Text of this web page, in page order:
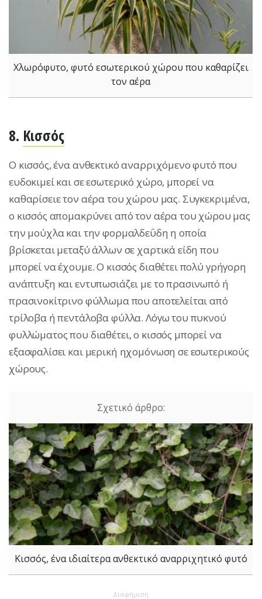
Χλωρόφυτο, φυτό εσωτερικού χώρου που καθαρίζει
τον αέρα
8. Κισσός
Ο κισσός, ένα ανθεκτικό αναρριχόμενο φυτό που
ευδοκιμεί και σε εσωτερικό χώρο, μπορεί να
καθαρίσειε τον αέρα του χώρου μας. Συγκεκριμένα,
ο κισσός απομακρύνει από τον αέρα του χώρου μας
την μούχλα και την φορμαλδεΰδη η οποία
βρίσκεται μεταξύ άλλων σε χαρτικά είδη που
μπορεί να έχουμε. Ο κισσός διαθέτει πολύ γρήγορη
ανάπτυξη και εντυπωσιάζει με το πρασινωπό ή
πρασινοκίτρινο φύλλωμα που αποτελείται από
τρίλοβα ή πεντάλοβα φύλλα. Λόγω του πυκνού
φυλλώματος που διαθέτει, ο κισσός μπορεί να
εξασφαλίσει και μερική ηχομόνωση σε εσωτερικούς
χώρους.
Κισσός, ένα ιδιαίτερα ανθεκτικό αναρριχητικό φυτό
Διαφήμιση